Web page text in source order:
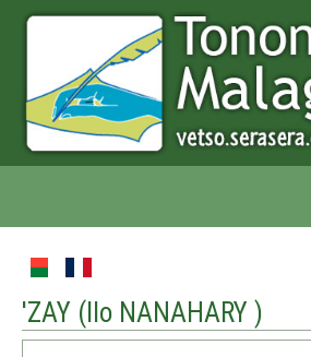
'ZAY ( Ilo NANAHARY )